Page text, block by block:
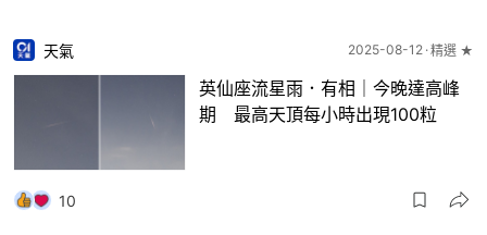
天氣 2025-08-12 精選 ★
英仙座流星雨．有相｜今晚達高峰
期 最高天頂每小時出現100粒
10